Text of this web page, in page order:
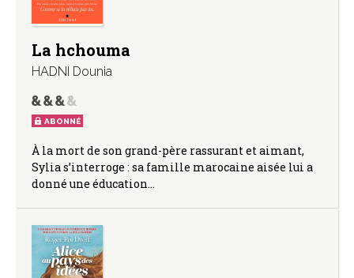
La hchouma
HADNI Dounia
ABONNÉ
À la mort de son grand-père rassurant et aimant,
Sylia s’interroge : sa famille marocaine aisée lui a
donné une éducation…